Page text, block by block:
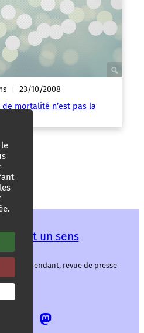
| 23/10/2008
mortalité n’est pas la
ont un sens
et indépendant, revue de presse
Allez
sur